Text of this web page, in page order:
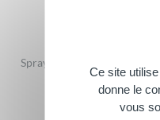
Spray Ultra Démêlant Disney
Vaiana
Ce site
donne le
vous